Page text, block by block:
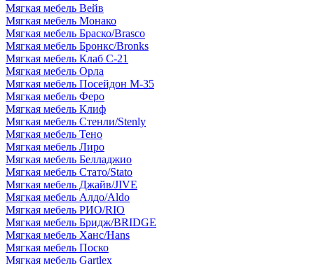
Мягкая мебель Вейв
Мягкая мебель Монако
Мягкая мебель Браско/Brasco
Мягкая мебель Бронкс/Bronks
Мягкая мебель Клаб С-21
Мягкая мебель Орла
Мягкая мебель Посейдон М-35
Мягкая мебель Феро
Мягкая мебель Клиф
Мягкая мебель Стенли/Stenly
Мягкая мебель Тено
Мягкая мебель Лиро
Мягкая мебель Белладжио
Мягкая мебель Стато/Stato
Мягкая мебель Джайв/JIVE
Мягкая мебель Алдо/Aldo
Мягкая мебель РИО/RIO
Мягкая мебель Бридж/BRIDGE
Мягкая мебель Ханс/Hans
Мягкая мебель Поско
Мягкая мебель Gartlex